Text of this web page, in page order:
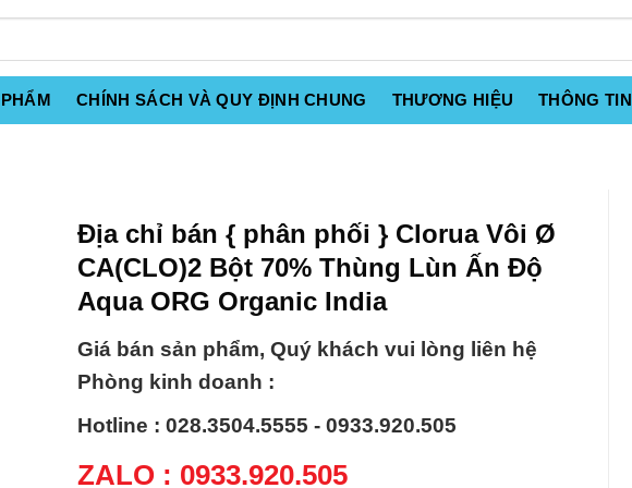
CHÍNH SÁCH VÀ QUY ĐỊNH CHUNG THƯƠNG HIỆU THÔNG TIN
Địa chỉ bán { phân phối } Clorua Vôi Ø
CA(CLO)2 Bột 70% Thùng Lùn Ấn Độ
Aqua ORG Organic India
Giá bán sản phẩm, Quý khách vui lòng liên hệ
Phòng kinh doanh :
Hotline : 028.3504.5555 - 0933.920.505
ZALO : 0933.920.505